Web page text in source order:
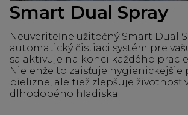
Smart Dual Spray
Neuveriteľne užitočný Smart Dual
automatický čistiaci systém pre
sa aktivuje na konci každého
Nielenže to zaisťuje hygienickejšie
bielizne, ale tiež zlepšuje životnosť
dlhodobého hľadiska.